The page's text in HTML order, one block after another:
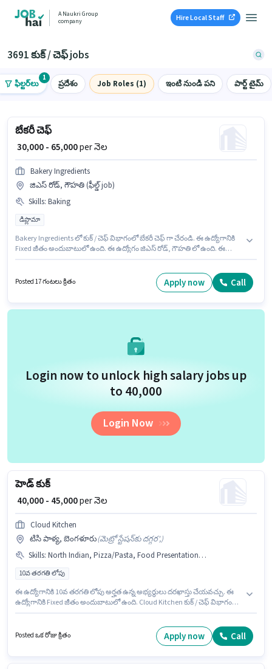
A Naukri Group
company
Hire Local Staff
3691 కుక్ / చెఫ్ jobs
ఫిల్టర్‌లు
1
ప్రదేశం Job Roles (1) ఇంటి నుండి పని పార్ట్ టైమ్
బేకరీ చెఫ్
₹ 30,000 - 65,000per నెల
Bakery Ingredients
జిఎస్ రోడ్, గౌహతి (ఫీల్డ్ job)
Skills: Baking
డిప్లొమా
Bakery Ingredients లో కుక్ / చెఫ్ విభాగంలో బేకరీ చెఫ్ గా చేరండి. ఈ ఉద్యోగానికి
Fixed జీతం అందుబాటులో ఉంది. ఈ ఉద్యోగం జిఎస్ రోడ్, గౌహతి లో ఉంది. ఈ
Baking ఉండాలి.
Posted 17 గంటలు క్రితం Apply now Call
Login now to unlock high salary jobs up
to ₹40,000
Login Now
హెడ్ కుక్
₹ 40,000 - 45,000per నెల
Cloud Kitchen
టిసి పాళ్య, బెంగళూరు(మెట్రో స్టేషన్‌కు దగ్గర',)
Skills: North Indian, Pizza/Pasta, Food Presentation/ Plating, Non Veg, Chinese, Multi Cuisine, Food Hygiene/ Safety, South Indian, Continental
10వ తరగతి లోపు
ఈ ఉద్యోగానికి 10వ తరగతి లోపు అర్హత ఉన్న అభ్యర్థులు దరఖాస్తు చేయవచ్చు. ఈ
ఉద్యోగానికి Fixed జీతం అందుబాటులో ఉంది. Cloud Kitchen కుక్ / చెఫ్ విభాగంలో
Indian, South Indian, Pizza/Pasta, Food Hygiene/ Safety, Food
Presentation/ Plating వంటి నైపుణ్యాలు ఉండాలి. ఈ ఉద్యోగం 6 - 30+ ఏళ్లు
Posted ఒక రోజు క్రితం Apply now Call